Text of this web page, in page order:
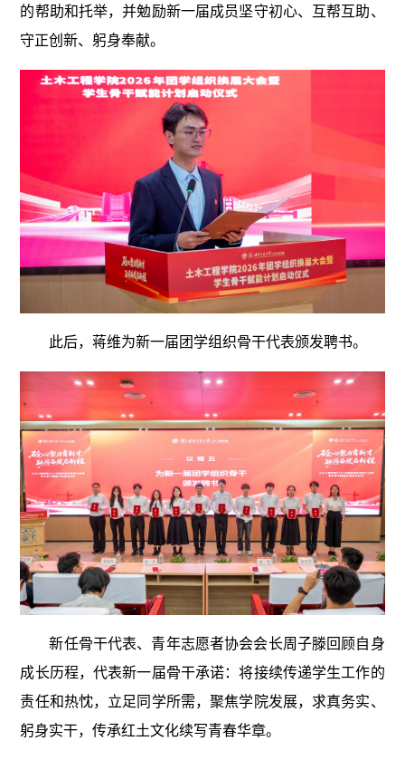
的帮助和托举，并勉励新一届成员坚守初心、互帮互助、
守正创新、躬身奉献。
此后，蒋维为新一届团学组织骨干代表颁发聘书。
新任骨干代表、青年志愿者协会会长周子滕回顾自身
成长历程，代表新一届骨干承诺：将接续传递学生工作的
责任和热忱，立足同学所需，聚焦学院发展，求真务实、
躬身实干，传承红土文化续写青春华章。